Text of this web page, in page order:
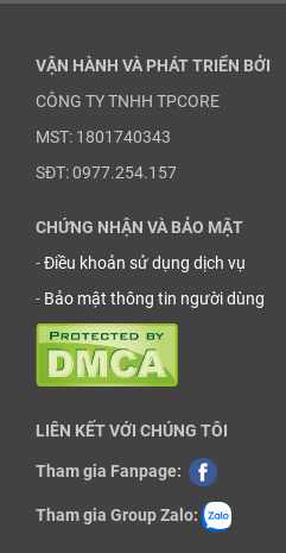
VẬN HÀNH VÀ PHÁT TRIỂN BỞI
CÔNG TY TNHH TPCORE
MST: 1801740343
SĐT: 0977.254.157
CHỨNG NHẬN VÀ BẢO MẬT
-Điều khoản sử dụng dịch vụ
- Bảo mật thông tin người dùng
LIÊN KẾT VỚI CHÚNG TÔI
Tham gia Fanpage:
Tham gia Group Zalo: